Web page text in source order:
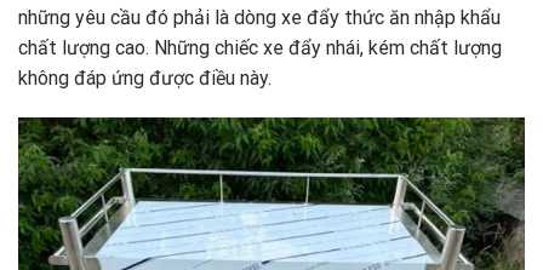
những yêu cầu đó phải là dòng xe đẩy thức ăn nhập khẩu
chất lượng cao. Những chiếc xe đẩy nhái, kém chất lượng
không đáp ứng được điều này.